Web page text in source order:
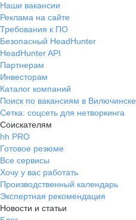
Наши вакансии
Реклама на сайте
Требования к ПО
Безопасный HeadHunter
HeadHunter API
Партнерам
Инвесторам
Каталог компаний
Поиск по вакансиям в Вилючинске
Сетка: соцсеть для нетворкинга
Соискателям
hh PRO
Готовое резюме
Все сервисы
Хочу у вас работать
Производственный календарь
Экспертная рекомендация
Новости и статьи